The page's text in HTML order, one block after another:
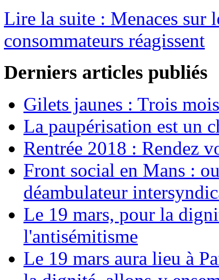
Lire la suite : Menaces sur
consommateurs réagissent
Derniers articles publiés
Gilets jaunes : Trois
La paupérisation est un
Rentrée 2018 : Rendez
Front social en Mans :
déambulateur
Le 19 mars, pour la
l'antisémitisme
Le 19 mars aura lieu à